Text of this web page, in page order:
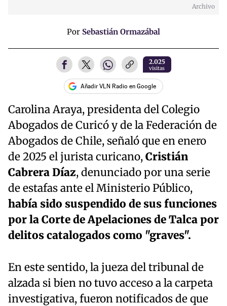
Archivo
Por Sebastián Ormazábal
2.025
visitas
Añadir VLN Radio en Google
Carolina Araya, presidenta del Colegio
Abogados de Curicó y de la Federación de
Abogados de Chile, señaló que en enero
de 2025 el jurista curicano,Cristián
Cabrera Díaz, denunciado por una serie
de estafas ante el Ministerio Público,
había sido suspendido de sus funciones
por la Corte de Apelaciones de Talca por
delitos catalogados como "graves".
En este sentido, la jueza del tribunal de
alzada si bien no tuvo acceso a la carpeta
investigativa, fueron notificados de que